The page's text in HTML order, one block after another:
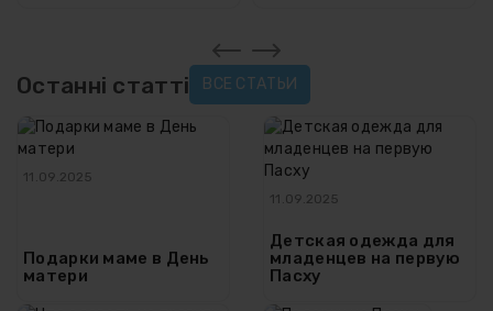
Останні статті ВСЕ СТАТЬИ
11.09.2025
Подарки маме в День
матери
11.09.2025
Детская одежда для
младенцев на первую
Пасху